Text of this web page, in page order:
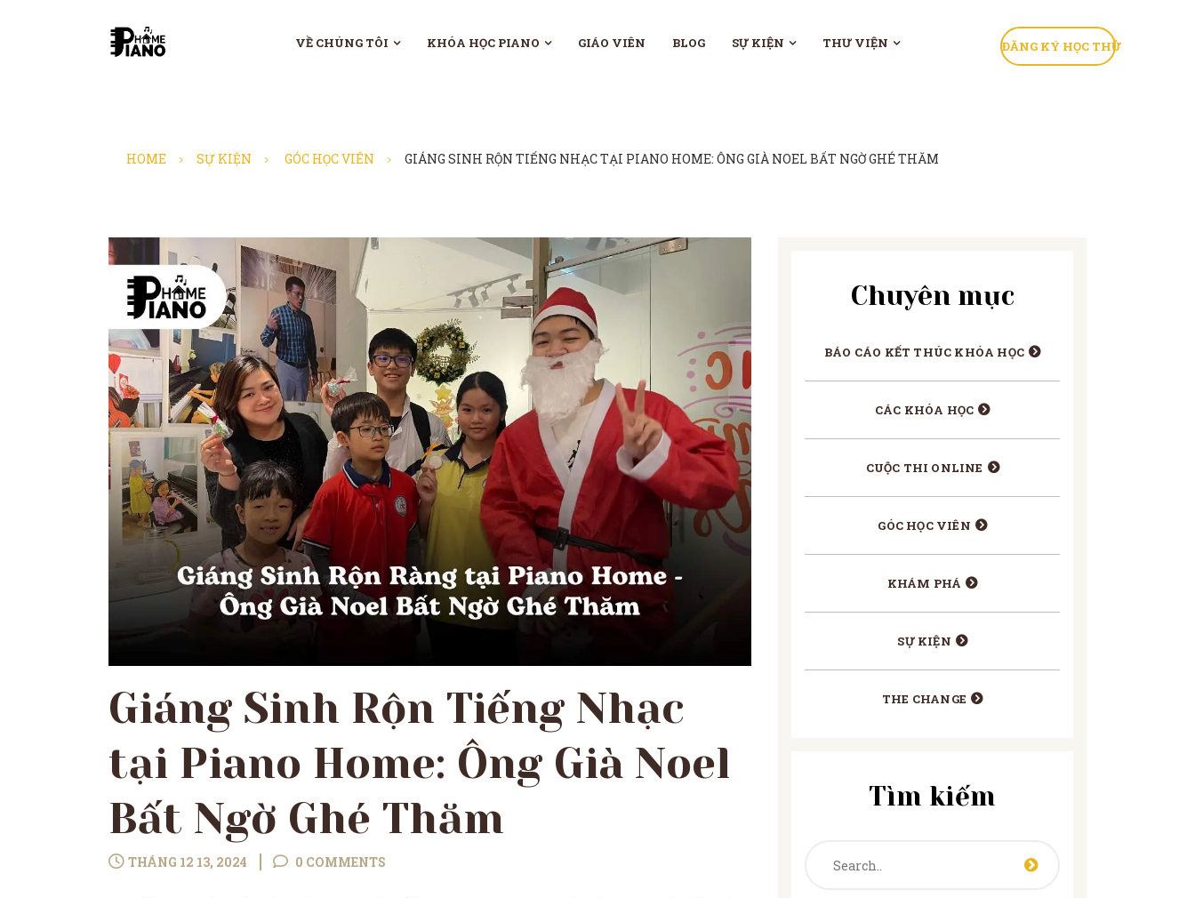
VỀ CHÚNG TÔI KHÓA HỌC PIANO GIÁO VIÊN BLOG SỰ KIỆN THƯ VIỆN ĐĂNG KÝ HỌC THỬ
HOME SỰ KIỆN GÓC HỌC VIÊN GIÁNG SINH RỘN TIẾNG NHẠC TẠI PIANO HOME: ÔNG GIÀ NOEL BẤT NGỜ GHÉ THĂM
Giáng Sinh Rộn Tiếng Nhạc
tại Piano Home: Ông Già Noel
Bất Ngờ Ghé Thăm
THÁNG 12 13, 2024 0 COMMENTS
Chuyên mục
BÁO CÁO KẾT THÚC KHÓA HỌC
CÁC KHÓA HỌC
CUỘC THI ONLINE
GÓC HỌC VIÊN
KHÁM PHÁ
SỰ KIỆN
THE CHANGE
Tìm kiếm